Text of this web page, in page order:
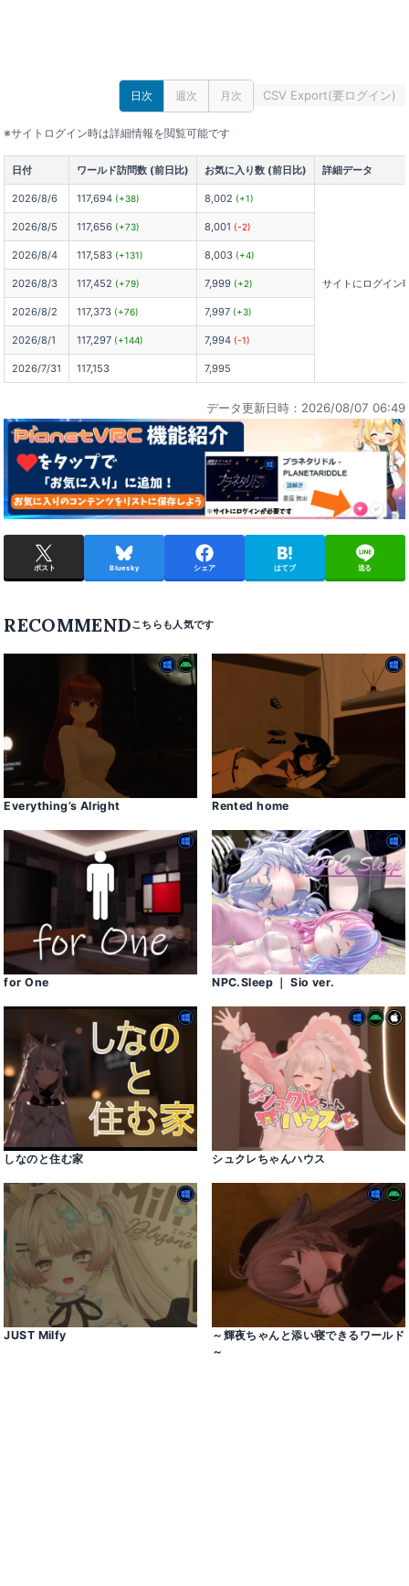
日次 週次 月次 CSV Export(要ログイン)
※サイトログイン時は詳細情報を閲覧可能です
日付 ワールド訪問数 (前日比) お気に入り数 (前日比) 詳細データ
2026/8/6 117,694 (+38) 8,002 (+1)
サイトにログイン
2026/8/5 117,656 (+73) 8,001 (-2)
2026/8/4 117,583 (+131) 8,003 (+4)
2026/8/3 117,452 (+79) 7,999 (+2)
2026/8/2 117,373 (+76) 7,997 (+3)
2026/8/1 117,297 (+144) 7,994 (-1)
2026/7/31 117,153 7,995
データ更新日時：2026/08/07 06:49
ポスト Bluesky シェア はてブ 送る
RECOMMEND
Everything’s Alright Rented home
for One NPC․Sleep ｜ Sio ver․
しなのと住む家 シュクレちゃんハウス
JUST Milfy
～輝夜ちゃんと添い寝できるワールド
～